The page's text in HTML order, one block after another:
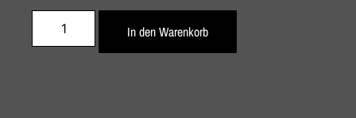
In den Warenkorb